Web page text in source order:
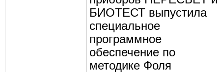
БИОТЕСТ выпустила
специальное
программное
обеспечение по
методике Фоля